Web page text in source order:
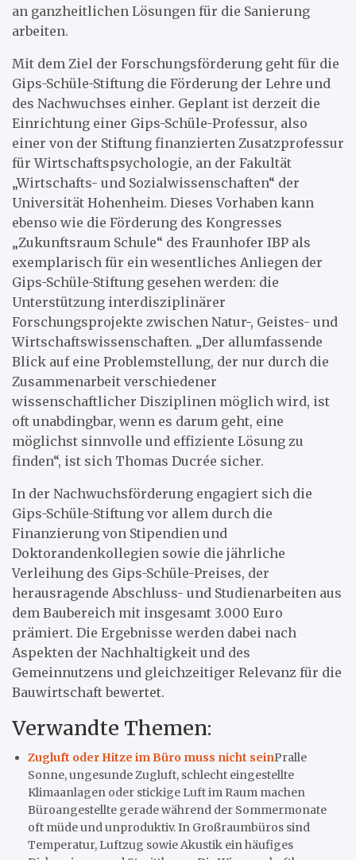
an ganzheitlichen Lösungen für die Sanierung
arbeiten.
Mit dem Ziel der Forschungsförderung geht für die
Gips-Schüle-Stiftung die Förderung der Lehre und
des Nachwuchses einher. Geplant ist derzeit die
Einrichtung einer Gips-Schüle-Professur, also
einer von der Stiftung finanzierten Zusatzprofessur
für Wirtschaftspsychologie, an der Fakultät
„Wirtschafts- und Sozialwissenschaften“ der
Universität Hohenheim. Dieses Vorhaben kann
ebenso wie die Förderung des Kongresses
„Zukunftsraum Schule“ des Fraunhofer IBP als
exemplarisch für ein wesentliches Anliegen der
Gips-Schüle-Stiftung gesehen werden: die
Unterstützung interdisziplinärer
Forschungsprojekte zwischen Natur-, Geistes- und
Wirtschaftswissenschaften. „Der allumfassende
Blick auf eine Problemstellung, der nur durch die
Zusammenarbeit verschiedener
wissenschaftlicher Disziplinen möglich wird, ist
oft unabdingbar, wenn es darum geht, eine
möglichst sinnvolle und effiziente Lösung zu
finden“, ist sich Thomas Ducrée sicher.
In der Nachwuchsförderung engagiert sich die
Gips-Schüle-Stiftung vor allem durch die
Finanzierung von Stipendien und
Doktorandenkollegien sowie die jährliche
Verleihung des Gips-Schüle-Preises, der
herausragende Abschluss- und Studienarbeiten aus
dem Baubereich mit insgesamt 3.000 Euro
prämiert. Die Ergebnisse werden dabei nach
Aspekten der Nachhaltigkeit und des
Gemeinnutzens und gleichzeitiger Relevanz für die
Bauwirtschaft bewertet.
Verwandte Themen:
Zugluft oder Hitze im Büro muss nicht seinPralle
Sonne, ungesunde Zugluft, schlecht eingestellte
Klimaanlagen oder stickige Luft im Raum machen
Büroangestellte gerade während der Sommermonate
oft müde und unproduktiv. In Großraumbüros sind
Temperatur, Luftzug sowie Akustik ein häufiges